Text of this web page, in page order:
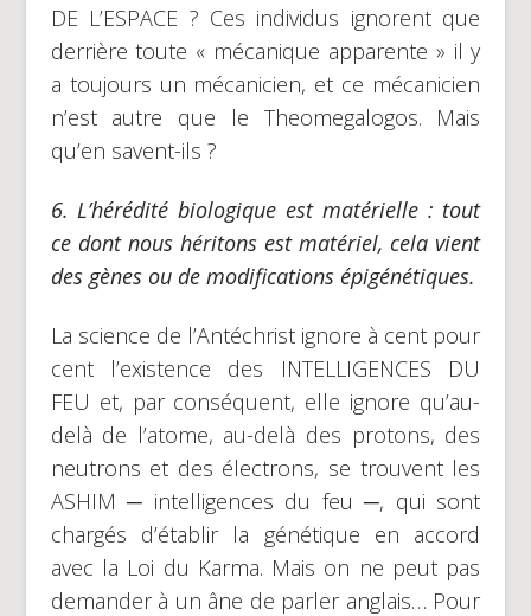
DE L’ESPACE ? Ces individus ignorent que
derrière toute « mécanique apparente » il y
a toujours un mécanicien, et ce mécanicien
n’est autre que le Theomegalogos. Mais
qu’en savent-ils ?
6.L’hérédité biologique est matérielle : tout
ce dont nous héritons est matériel, cela vient
des gènes ou de modifications épigénétiques.
La science de l’Antéchrist ignore à cent pour
cent l’existence des INTELLIGENCES DU
FEU et, par conséquent, elle ignore qu’au-
delà de l’atome, au-delà des protons, des
neutrons et des électrons, se trouvent les
ASHIM ─ intelligences du feu ─, qui sont
chargés d’établir la génétique en accord
avec la Loi du Karma. Mais on ne peut pas
demander à un âne de parler anglais… Pour